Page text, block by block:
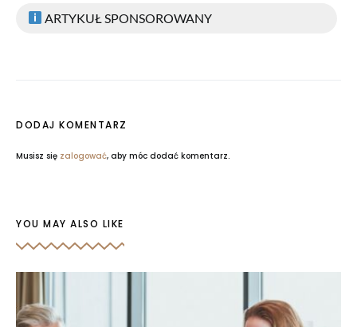
ARTYKUŁ SPONSOROWANY
DODAJ KOMENTARZ
Musisz się zalogować, aby móc dodać komentarz.
YOU MAY ALSO LIKE